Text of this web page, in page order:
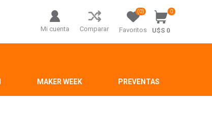
Mi cuenta Comparar Favoritos
(0) 0
U$S 0
MAKER WEEK PREVENTAS